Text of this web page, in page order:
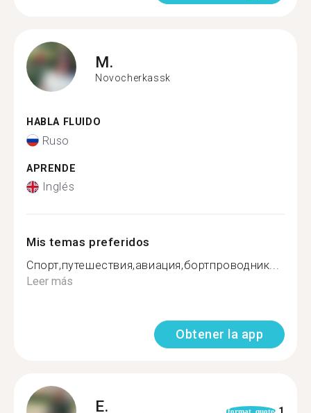
M.
Novocherkassk
HABLA FLUIDO
Ruso
APRENDE
Inglés
Mis temas preferidos
Спорт,путешествия,авиация,бортпроводник...
Leer más
Obtener la app
E. format_quote